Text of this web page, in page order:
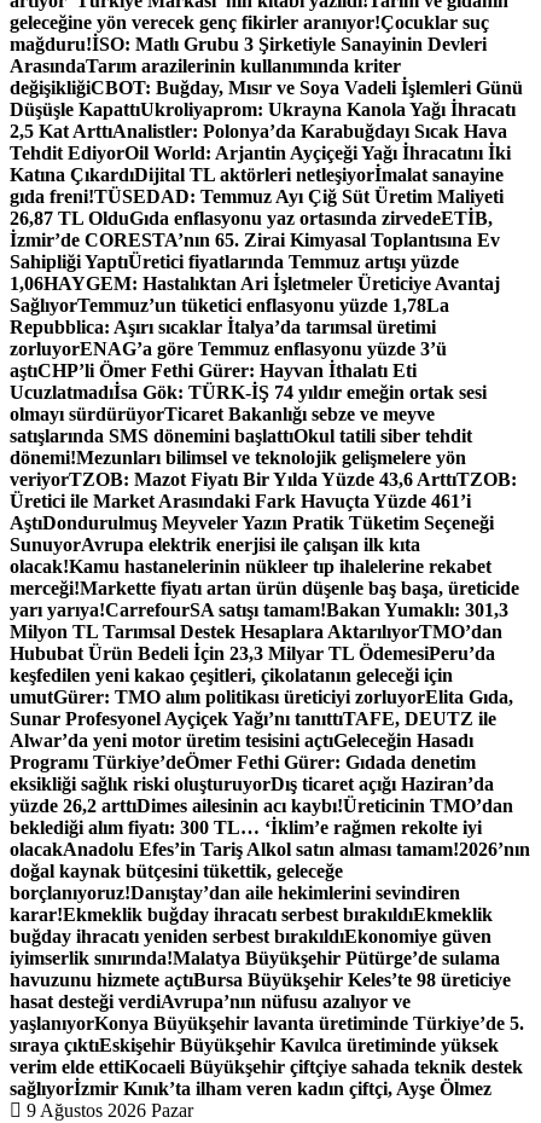
geleceğine yön verecek genç fikirler aranıyor!Çocuklar suç
mağduru!İSO: Matlı Grubu 3 Şirketiyle Sanayinin Devleri
ArasındaTarım arazilerinin kullanımında kriter
değişikliğiCBOT: Buğday, Mısır ve Soya Vadeli İşlemleri Günü
Düşüşle KapattıUkroliyaprom: Ukrayna Kanola Yağı İhracatı
2,5 Kat ArttıAnalistler: Polonya’da Karabuğdayı Sıcak Hava
Tehdit EdiyorOil World: Arjantin Ayçiçeği Yağı İhracatını İki
Katına ÇıkardıDijital TL aktörleri netleşiyorİmalat sanayine
gıda freni!TÜSEDAD: Temmuz Ayı Çiğ Süt Üretim Maliyeti
26,87 TL OlduGıda enflasyonu yaz ortasında zirvedeETİB,
İzmir’de CORESTA’nın 65. Zirai Kimyasal Toplantısına Ev
Sahipliği YaptıÜretici fiyatlarında Temmuz artışı yüzde
1,06HAYGEM: Hastalıktan Ari İşletmeler Üreticiye Avantaj
SağlıyorTemmuz’un tüketici enflasyonu yüzde 1,78La
Repubblica: Aşırı sıcaklar İtalya’da tarımsal üretimi
zorluyorENAG’a göre Temmuz enflasyonu yüzde 3’ü
aştıCHP’li Ömer Fethi Gürer: Hayvan İthalatı Eti
Ucuzlatmadıİsa Gök: TÜRK-İŞ 74 yıldır emeğin ortak sesi
olmayı sürdürüyorTicaret Bakanlığı sebze ve meyve
satışlarında SMS dönemini başlattıOkul tatili siber tehdit
dönemi!Mezunları bilimsel ve teknolojik gelişmelere yön
veriyorTZOB: Mazot Fiyatı Bir Yılda Yüzde 43,6 ArttıTZOB:
Üretici ile Market Arasındaki Fark Havuçta Yüzde 461’i
AştıDondurulmuş Meyveler Yazın Pratik Tüketim Seçeneği
SunuyorAvrupa elektrik enerjisi ile çalışan ilk kıta
olacak!Kamu hastanelerinin nükleer tıp ihalelerine rekabet
merceği!Markette fiyatı artan ürün düşenle baş başa, üreticide
yarı yarıya!CarrefourSA satışı tamam!Bakan Yumaklı: 301,3
Milyon TL Tarımsal Destek Hesaplara AktarılıyorTMO’dan
Hububat Ürün Bedeli İçin 23,3 Milyar TL ÖdemesiPeru’da
keşfedilen yeni kakao çeşitleri, çikolatanın geleceği için
umutGürer: TMO alım politikası üreticiyi zorluyorElita Gıda,
Sunar Profesyonel Ayçiçek Yağı’nı tanıttıTAFE, DEUTZ ile
Alwar’da yeni motor üretim tesisini açtıGeleceğin Hasadı
Programı Türkiye’deÖmer Fethi Gürer: Gıdada denetim
eksikliği sağlık riski oluşturuyorDış ticaret açığı Haziran’da
yüzde 26,2 arttıDimes ailesinin acı kaybı!Üreticinin TMO’dan
beklediği alım fiyatı: 300 TL… ‘İklim’e rağmen rekolte iyi
olacakAnadolu Efes’in Tariş Alkol satın alması tamam!2026’nın
doğal kaynak bütçesini tükettik, geleceğe
borçlanıyoruz!Danıştay’dan aile hekimlerini sevindiren
karar!Ekmeklik buğday ihracatı serbest bırakıldıEkmeklik
buğday ihracatı yeniden serbest bırakıldıEkonomiye güven
iyimserlik sınırında!Malatya Büyükşehir Pütürge’de sulama
havuzunu hizmete açtıBursa Büyükşehir Keles’te 98 üreticiye
hasat desteği verdiAvrupa’nın nüfusu azalıyor ve
yaşlanıyorKonya Büyükşehir lavanta üretiminde Türkiye’de 5.
sıraya çıktıEskişehir Büyükşehir Kavılca üretiminde yüksek
verim elde ettiKocaeli Büyükşehir çiftçiye sahada teknik destek
sağlıyorİzmir Kınık’ta ilham veren kadın çiftçi, Ayşe Ölmez
9 Ağustos 2026 Pazar